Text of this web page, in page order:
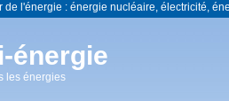
de l'énergie : énergie nucléaire, électricité,
énergie
les énergies